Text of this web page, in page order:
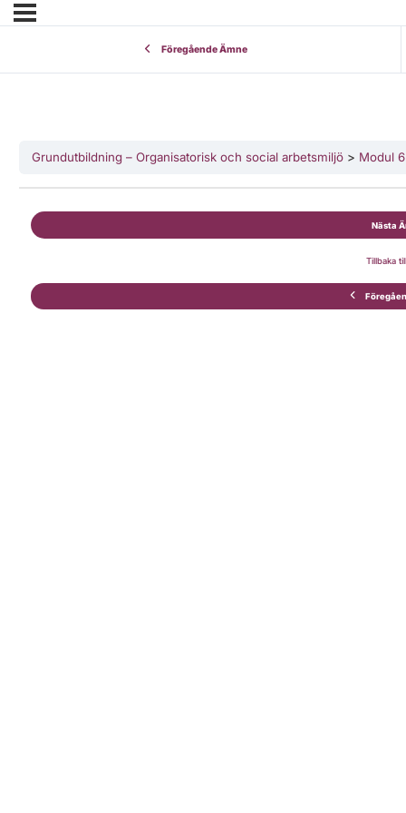
Föregående Ämne
Grundutbildning – Organisatorisk och social arbetsmiljö Modul
Tillbaka
Nästa